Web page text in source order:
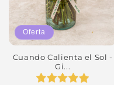
Oferta
Cuando Calienta el Sol -
Gi...